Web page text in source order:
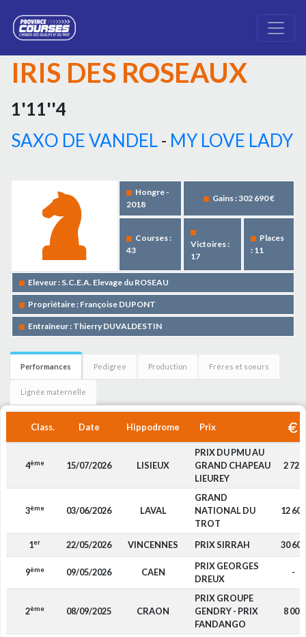
IRIS DES ROSEAUX
1'11''4
SAXO DE VANDEL- MY LOVE LADY
Hongre -
2018
Gains : 302 690 €
Courses :
43
Victoires :
17
Places
: 11
Eleveur : S.C.E.A. Elevage du ROSEAU
Propriétaire : Françoise DUPONT
Entraîneur : Thierry DUVALDESTIN
Performances Pedigree Production Frères et soeurs
Lignée maternelle
Class. Date Hippodrome Prix
4ème 15/07/2026 LISIEUX
PRIX DU PMU AU
GRAND CHAPEAU
LIEUREY
2 720
3ème 03/06/2026 LAVAL
GRAND
NATIONAL DU
TROT
12 600
1er 22/05/2026 VINCENNES PRIX SIRRAH 30 600
9ème 09/05/2026 CAEN
PRIX GEORGES
DREUX
-
2ème 08/09/2025 CRAON
PRIX GROUPE
GENDRY - PRIX
FANDANGO
8 000